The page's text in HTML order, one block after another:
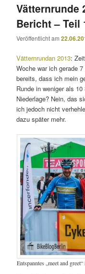
Vätternrunde
Bericht – Teil
Veröffentlicht am
Vätternrundan 2013:
Woche war ich gerade
bereits, dass ich mein
Runde in weniger als
Niederlage? Nein, das
ich jedoch nicht
dazu später mehr.
Entspanntes „meet and